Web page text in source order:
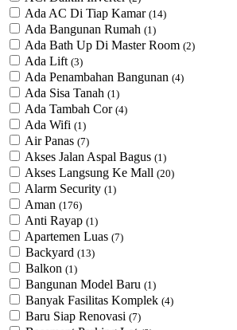
Ada AC Di Tiap Kamar (14)
Ada Bangunan Rumah (1)
Ada Bath Up Di Master Room (2)
Ada Lift (3)
Ada Penambahan Bangunan (4)
Ada Sisa Tanah (1)
Ada Tambah Cor (4)
Ada Wifi (1)
Air Panas (7)
Akses Jalan Aspal Bagus (1)
Akses Langsung Ke Mall (20)
Alarm Security (1)
Aman (176)
Anti Rayap (1)
Apartemen Luas (7)
Backyard (13)
Balkon (1)
Bangunan Model Baru (1)
Banyak Fasilitas Komplek (4)
Baru Siap Renovasi (7)